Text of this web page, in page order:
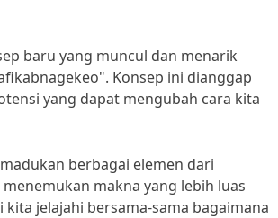
baru yang muncul dan menarik
Konsep ini dianggap
yang dapat mengubah cara kita
berbagai elemen dari
makna yang lebih luas
jelajahi bersama-sama bagaimana